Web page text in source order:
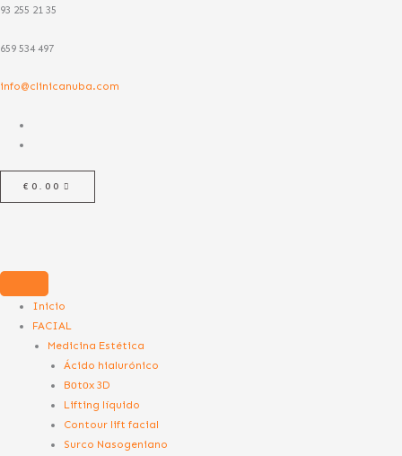
Ir
contenido
93 255 21 35
659 534 497
info@clinicanuba.com
€ 0.00
Inicio
FACIAL
Medicina Estética
Ácido hialurónico
Bоtоx 3D
Lifting líquido
Contour lift facial
Surco Nasogeniano